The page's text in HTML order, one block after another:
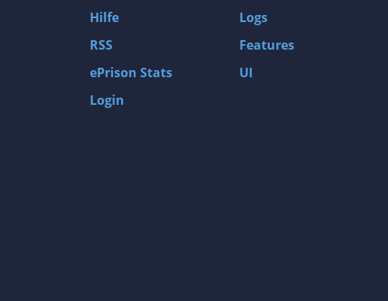
Hilfe
RSS
ePrison Stats
Login
Logs
Features
UI